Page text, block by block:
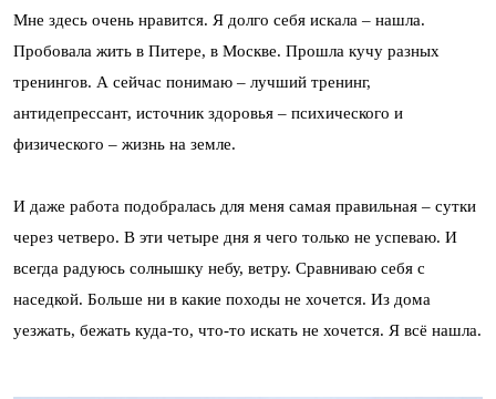
Мне здесь очень нравится. Я долго себя искала – нашла.
Пробовала жить в Питере, в Москве. Прошла кучу разных
тренингов. А сейчас понимаю – лучший тренинг,
антидепрессант, источник здоровья – психического и
физического – жизнь на земле.
И даже работа подобралась для меня самая правильная – сутки
через четверо. В эти четыре дня я чего только не успеваю. И
всегда радуюсь солнышку небу, ветру. Сравниваю себя с
наседкой. Больше ни в какие походы не хочется. Из дома
уезжать, бежать куда-то, что-то искать не хочется. Я всё нашла.